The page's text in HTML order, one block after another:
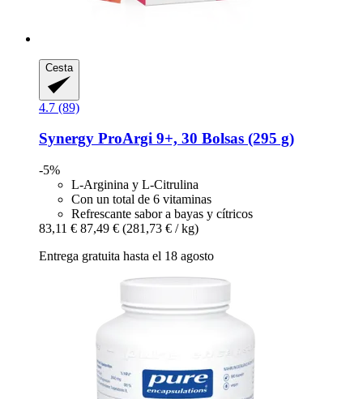
Cesta
4.7 (89)
Synergy ProArgi 9+, 30 Bolsas (295 g)
-5%
L-Arginina y L-Citrulina
Con un total de 6 vitaminas
Refrescante sabor a bayas y cítricos
83,11 € 87,49 € (281,73 € / kg)
Entrega gratuita hasta el 18 agosto